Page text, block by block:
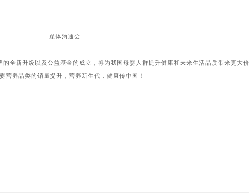
媒体沟通会
全新升级以及公益基金的成立，将为我国母婴人群提升健康和未来生活品质带来更大
养品类的销量提升，营养新生代，健康传中国！